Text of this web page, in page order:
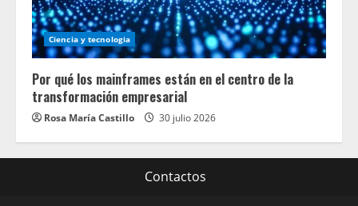
Ciencia y tecnologia
Por qué los mainframes están en el centro de la
transformación empresarial
Rosa María Castillo 30 julio 2026
Contactos